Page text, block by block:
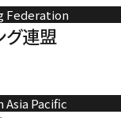
Federation
グ連盟
Pacific